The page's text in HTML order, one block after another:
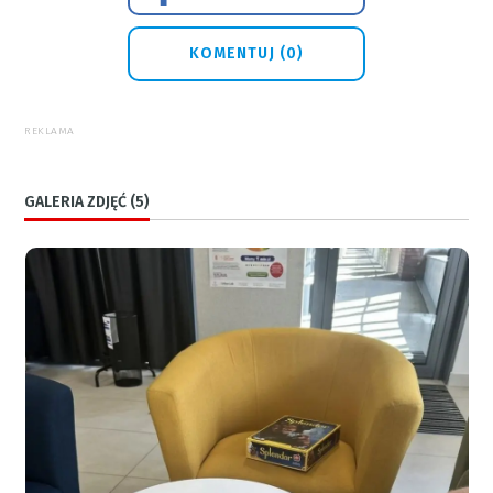
KOMENTUJ (0)
REKLAMA
GALERIA ZDJĘĆ (5)